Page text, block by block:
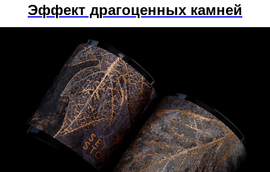
Эффект драгоценных камней